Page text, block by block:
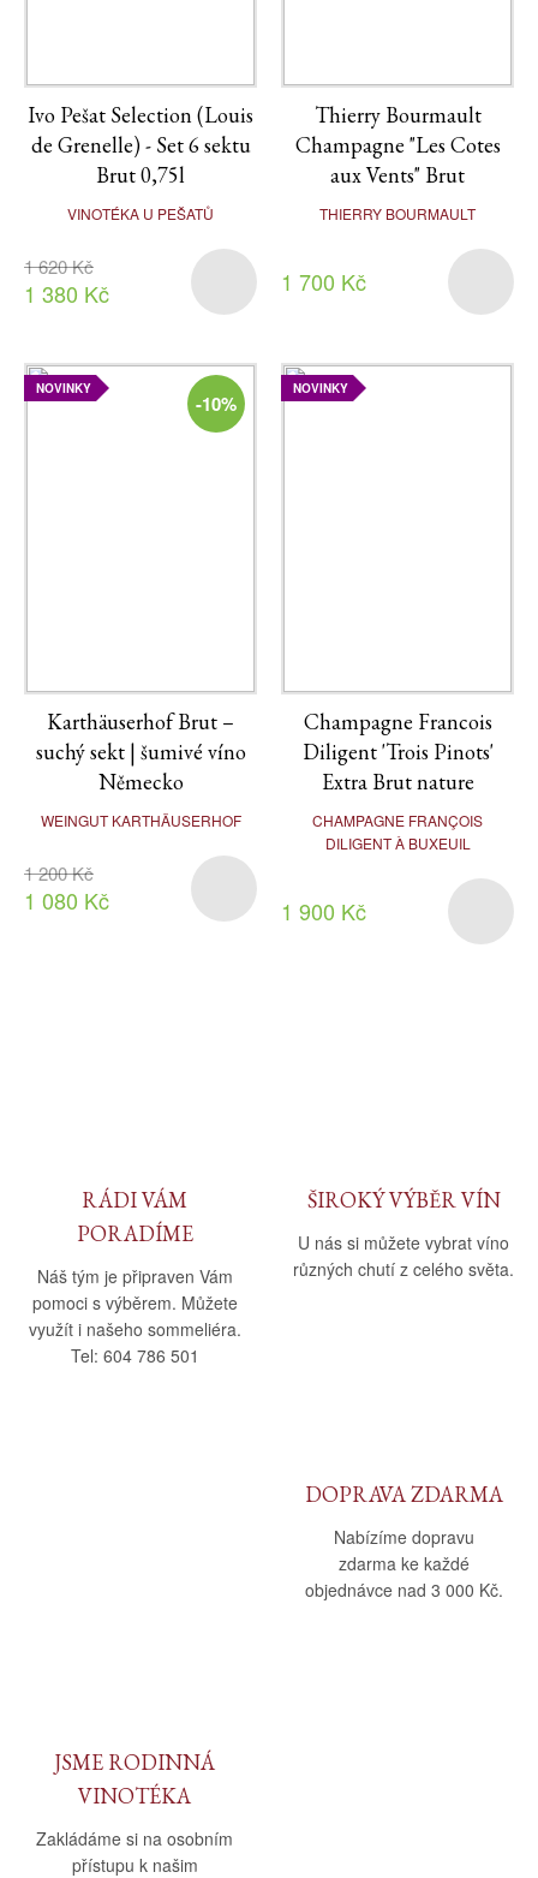
Ivo Pešat Selection (Louis
de Grenelle) - Set 6 sektu
Brut 0,75l
VINOTÉKA U PEŠATŮ
1 620 Kč
1 380 Kč
Thierry Bourmault
Champagne "Les Cotes
aux Vents" Brut
THIERRY BOURMAULT
1 700 Kč
NOVINKY
-10%
Karthäuserhof Brut –
suchý sekt | šumivé víno
Německo
WEINGUT KARTHÄUSERHOF
1 200 Kč
1 080 Kč
NOVINKY
Champagne Francois
Diligent 'Trois Pinots'
Extra Brut nature
CHAMPAGNE FRANÇOIS
DILIGENT À BUXEUIL
1 900 Kč
RÁDI VÁM
PORADÍME
Náš tým je připraven Vám
pomoci s výběrem. Můžete
využít i našeho sommeliéra.
Tel: 604 786 501
ŠIROKÝ VÝBĚR VÍN
U nás si můžete vybrat víno
různých chutí z celého světa.
DOPRAVA ZDARMA
Nabízíme dopravu
zdarma ke každé
objednávce nad 3 000 Kč.
JSME RODINNÁ
VINOTÉKA
Zakládáme si na osobním
přístupu k našim